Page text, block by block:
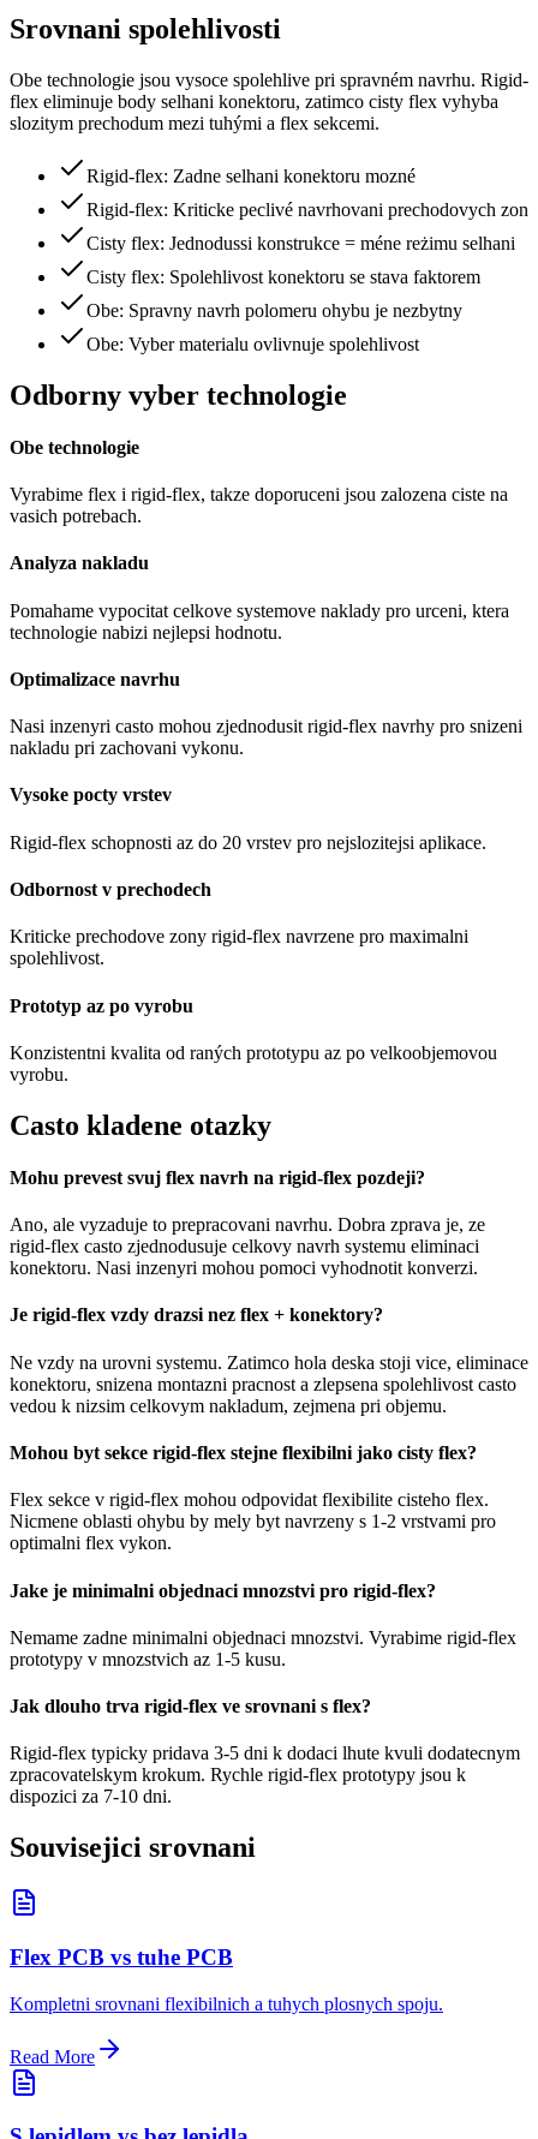
Srovnani spolehlivosti
Obe technologie jsou vysoce spolehlive pri spravném navrhu. Rigid-
flex eliminuje body selhani konektoru, zatimco cisty flex vyhyba
slozitym prechodum mezi tuhými a flex sekcemi.
Rigid-flex: Zadne selhani konektoru mozné
Rigid-flex: Kriticke peclivé navrhovani prechodovych zon
Cisty flex: Jednodussi konstrukce = méne reżimu selhani
Cisty flex: Spolehlivost konektoru se stava faktorem
Obe: Spravny navrh polomeru ohybu je nezbytny
Obe: Vyber materialu ovlivnuje spolehlivost
Odborny vyber technologie
Obe technologie
Vyrabime flex i rigid-flex, takze doporuceni jsou zalozena ciste na
vasich potrebach.
Analyza nakladu
Pomahame vypocitat celkove systemove naklady pro urceni, ktera
technologie nabizi nejlepsi hodnotu.
Optimalizace navrhu
Nasi inzenyri casto mohou zjednodusit rigid-flex navrhy pro snizeni
nakladu pri zachovani vykonu.
Vysoke pocty vrstev
Rigid-flex schopnosti az do 20 vrstev pro nejslozitejsi aplikace.
Odbornost v prechodech
Kriticke prechodove zony rigid-flex navrzene pro maximalni
spolehlivost.
Prototyp az po vyrobu
Konzistentni kvalita od raných prototypu az po velkoobjemovou
vyrobu.
Casto kladene otazky
Mohu prevest svuj flex navrh na rigid-flex pozdeji?
Ano, ale vyzaduje to prepracovani navrhu. Dobra zprava je, ze
rigid-flex casto zjednodusuje celkovy navrh systemu eliminaci
konektoru. Nasi inzenyri mohou pomoci vyhodnotit konverzi.
Je rigid-flex vzdy drazsi nez flex + konektory?
Ne vzdy na urovni systemu. Zatimco hola deska stoji vice, eliminace
konektoru, snizena montazni pracnost a zlepsena spolehlivost casto
vedou k nizsim celkovym nakladum, zejmena pri objemu.
Mohou byt sekce rigid-flex stejne flexibilni jako cisty flex?
Flex sekce v rigid-flex mohou odpovidat flexibilite cisteho flex.
Nicmene oblasti ohybu by mely byt navrzeny s 1-2 vrstvami pro
optimalni flex vykon.
Jake je minimalni objednaci mnozstvi pro rigid-flex?
Nemame zadne minimalni objednaci mnozstvi. Vyrabime rigid-flex
prototypy v mnozstvich az 1-5 kusu.
Jak dlouho trva rigid-flex ve srovnani s flex?
Rigid-flex typicky pridava 3-5 dni k dodaci lhute kvuli dodatecnym
zpracovatelskym krokum. Rychle rigid-flex prototypy jsou k
dispozici za 7-10 dni.
Souvisejici srovnani
Flex PCB vs tuhe PCB
Kompletni srovnani flexibilnich a tuhych plosnych spoju.
Read More